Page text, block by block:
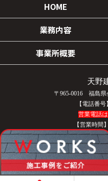
HOME
業務内容
事業所概要
天野
〒965-0016 福島県
【電話番
営業電話
【営業時間
【定休日
COPYRIGHT © 天野